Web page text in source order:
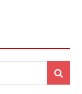
Search